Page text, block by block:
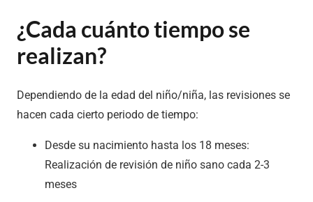
¿Cada cuánto tiempo se
realizan?
Dependiendo de la edad del niño/niña, las revisiones se
hacen cada cierto periodo de tiempo:
Desde su nacimiento hasta los 18 meses:
Realización de revisión de niño sano cada 2-3
meses